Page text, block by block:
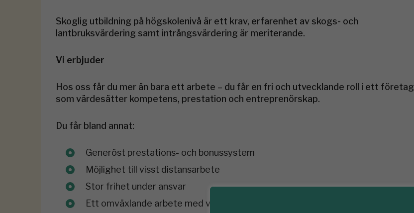
Skoglig utbildning på högskolenivå är ett krav, erfarenhet av skogs- och
lantbruksvärdering samt intrångsvärdering är meriterande.
Vi erbjuder
Hos oss får du mer än bara ett arbete – du får en fri och utvecklande roll i ett företag
som värdesätter kompetens, prestation och entreprenörskap.
Du får bland annat:
Generöst prestations- och bonussystem
Möjlighet till visst distansarbete
Stor frihet under ansvar
Ett omväxlande arbete med variation mellan kontor, natur och kund